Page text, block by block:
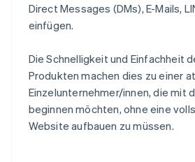
Direct Messages (DMs), E-Mails,
einfügen.
Die Schnelligkeit und Einfachheit
Produkten machen dies zu einer
Einzelunternehmer/innen, die mit
beginnen möchten, ohne eine
Website aufbauen zu müssen.